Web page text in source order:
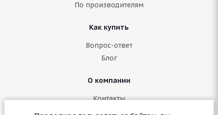
По производителям
Как купить
Вопрос-ответ
Блог
О компании
Контакты
Политика конфиденциальности